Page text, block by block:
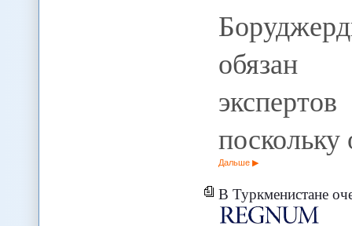
обязан
Дальше
В Туркменистане